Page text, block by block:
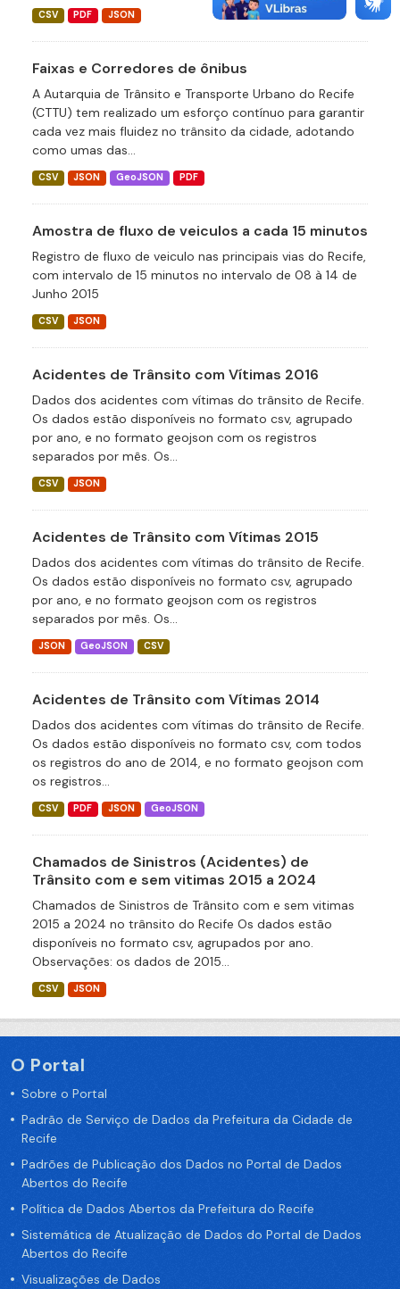
CSV PDF JSON
Faixas e Corredores de ônibus
A Autarquia de Trânsito e Transporte Urbano do Recife
(CTTU) tem realizado um esforço contínuo para garantir
cada vez mais fluidez no trânsito da cidade, adotando
como umas das...
CSV JSON GeoJSON PDF
Amostra de fluxo de veiculos a cada 15 minutos
Registro de fluxo de veiculo nas principais vias do Recife,
com intervalo de 15 minutos no intervalo de 08 à 14 de
Junho 2015
CSV JSON
Acidentes de Trânsito com Vítimas 2016
Dados dos acidentes com vítimas do trânsito de Recife.
Os dados estão disponíveis no formato csv, agrupado
por ano, e no formato geojson com os registros
separados por mês. Os...
CSV JSON
Acidentes de Trânsito com Vítimas 2015
Dados dos acidentes com vítimas do trânsito de Recife.
Os dados estão disponíveis no formato csv, agrupado
por ano, e no formato geojson com os registros
separados por mês. Os...
JSON GeoJSON CSV
Acidentes de Trânsito com Vítimas 2014
Dados dos acidentes com vítimas do trânsito de Recife.
Os dados estão disponíveis no formato csv, com todos
os registros do ano de 2014, e no formato geojson com
os registros...
CSV PDF JSON GeoJSON
Chamados de Sinistros (Acidentes) de
Trânsito com e sem vitimas 2015 a 2024
Chamados de Sinistros de Trânsito com e sem vitimas
2015 a 2024 no trânsito do Recife Os dados estão
disponíveis no formato csv, agrupados por ano.
Observações: os dados de 2015...
CSV JSON
O Portal
Sobre o Portal
Padrão de Serviço de Dados da Prefeitura da Cidade de
Recife
Padrões de Publicação dos Dados no Portal de Dados
Abertos do Recife
Política de Dados Abertos da Prefeitura do Recife
Sistemática de Atualização de Dados do Portal de Dados
Abertos do Recife
Visualizações de Dados